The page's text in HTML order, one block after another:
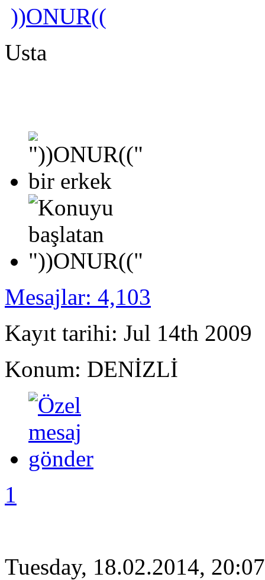
))ONUR((
Usta
Mesajlar: 4,103
Kayıt tarihi: Jul 14th 2009
Konum: DENİZLİ
1
Tuesday, 18.02.2014, 20:07